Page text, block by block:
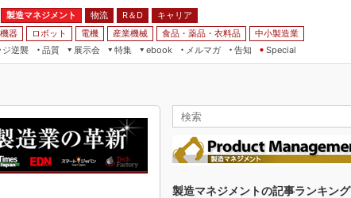
製造マネジメント 物流 R＆D
キャリア
器 ロボット 電機 産業機械 食品・薬品・衣料品
中小製造業
ジ逆襲 品質
展示会
ーティング
ョン展
特集
マ
ービス
ebook
マネジメント
リティ
メルマガ
告知 Special
製造マネジメントの記事ランキング